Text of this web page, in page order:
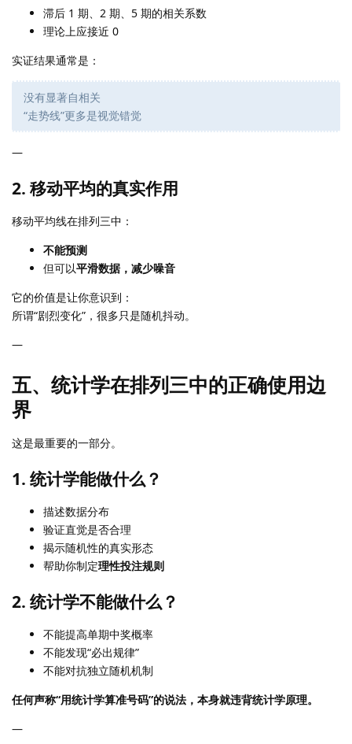
滞后 1 期、2 期、5 期的相关系数
理论上应接近 0
实证结果通常是：
没有显著自相关
“走势线”更多是视觉错觉
—
2. 移动平均的真实作用
移动平均线在排列三中：
不能预测
但可以平滑数据，减少噪音
它的价值是让你意识到：
所谓“剧烈变化”，很多只是随机抖动。
—
五、统计学在排列三中的正确使用边
界
这是最重要的一部分。
1. 统计学能做什么？
描述数据分布
验证直觉是否合理
揭示随机性的真实形态
帮助你制定理性投注规则
2. 统计学不能做什么？
不能提高单期中奖概率
不能发现“必出规律”
不能对抗独立随机机制
任何声称“用统计学算准号码”的说法，本身就违背统计学原理。
—